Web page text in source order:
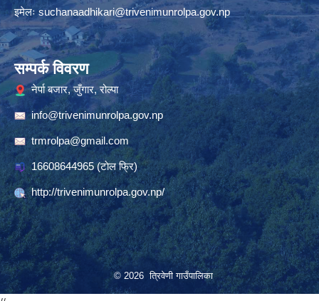
इमेलःsuchanaadhikari@trivenimunrolpa.gov.np
सम्पर्क विवरण
नेर्पा बजार, जुँगार, रोल्पा
info@trivenimunrolpa.gov.np
trmrolpa@gmail.com
16608644965(टाेल फ्रि)
http://trivenimunrolpa.gov.np/
© 2026 त्रिवेणी गाउँपालिका